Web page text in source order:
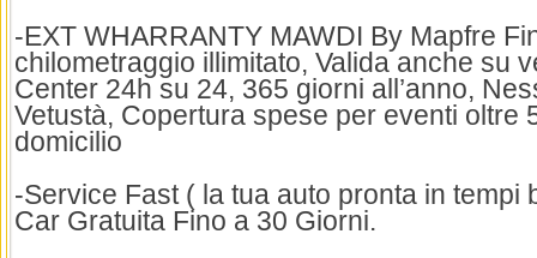
-EXT WHARRANTY MAWDI By Mapfre
chilometraggio illimitato, Valida anche su
Center 24h su 24, 365 giorni all’anno,
Vetustà, Copertura spese per eventi oltre
domicilio
-Service Fast ( la tua auto pronta in tempi
Car Gratuita Fino a 30 Giorni.